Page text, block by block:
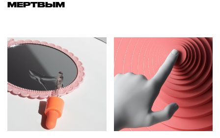
МЕРТВЫМ